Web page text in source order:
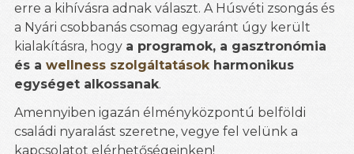
erre a kihívásra adnak választ. A Húsvéti zsongás és
a Nyári csobbanás csomag egyaránt úgy került
kialakításra, hogy a programok, a gasztronómia
és a wellness szolgáltatásokharmonikus
egységet alkossanak.
Amennyiben igazán élményközpontú belföldi
családi nyaralást szeretne, vegye fel velünk a
kapcsolatot elérhetőségeinken!